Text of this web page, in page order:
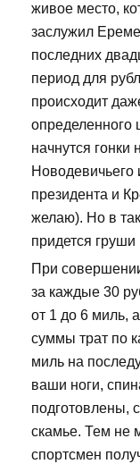
живое место,
заслужил
последних
период для
происходит
определенного
начнутся гонки
Новодевичьего
президента и
желаю). Но в
придется груши
При
за каждые 30
от 1 до 6 миль,
суммы трат по
миль на
ваши ноги,
подготовлены,
скамье. Тем не
спортсмен